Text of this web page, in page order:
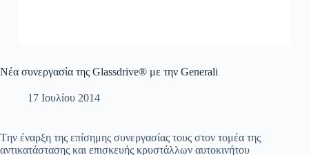
Νέα συνεργασία της Glassdrive® με την Generali
17 Ιουλίου 2014
Tην έναρξη της επίσημης συνεργασίας τους στον τομέα της
αντικατάστασης και επισκευής κρυστάλλων αυτοκινήτου